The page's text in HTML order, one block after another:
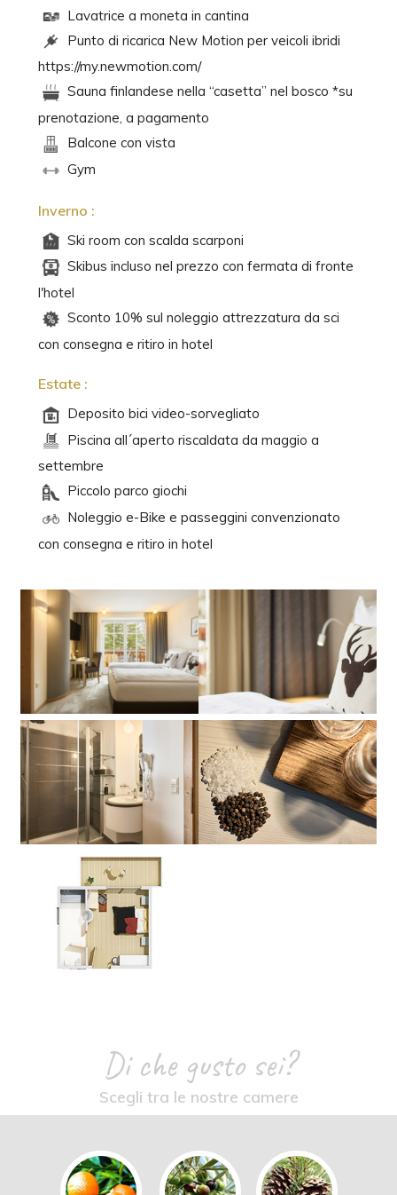
Lavatrice a moneta in cantina
Punto di ricarica New Motion per veicoli ibridi
https://my.newmotion.com/
Sauna finlandese nella “casetta” nel bosco *su
prenotazione, a pagamento
Balcone con vista
Gym
Inverno :
Ski room con scalda scarponi
Skibus incluso nel prezzo con fermata di fronte
l'hotel
Sconto 10% sul noleggio attrezzatura da sci
con consegna e ritiro in hotel
Estate :
Deposito bici video-sorvegliato
Piscina all´aperto riscaldata da maggio a
settembre
Piccolo parco giochi
Noleggio e-Bike e passeggini convenzionato
con consegna e ritiro in hotel
Di che gusto sei?
Scegli tra le nostre camere